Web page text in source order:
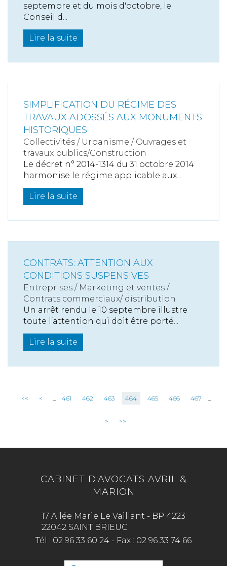
septembre et du mois d'octobre, le
Conseil d...
Lire la suite
SIMPLIFICATION DU RÉGIME DES
TRAVAUX ADOSSÉS AUX MONUMENTS
HISTORIQUES
Collectivités / Urbanisme / Ouvrages et
travaux publics/Construction
Le décret n° 2014-1314 du 31 octobre 2014
harmonise le régime applicable aux...
Lire la suite
CONTRATS: ATTENTION AUX
CONDITIONS SUSPENSIVES
Entreprises / Marketing et ventes /
Contrats commerciaux/ distribution
Un arrêt rendu le 10 septembre illustre
toute l’attention qui doit être porté...
Lire la suite
<< < 461 462 463 464 465 466 467
> >>
CABINET D'AVOCATS AVRIL &
MARION
17 Allée Marie Le Vaillant - BP 4223
22042 SAINT BRIEUC
Tél : 02 96 33 60 24 - Fax : 02 96 33 74 66